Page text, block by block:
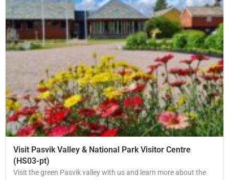
Visit Pasvik Valley & National Park Visitor Centre
(HS03-pt)
Visit the green Pasvik valley with us and learn more about the